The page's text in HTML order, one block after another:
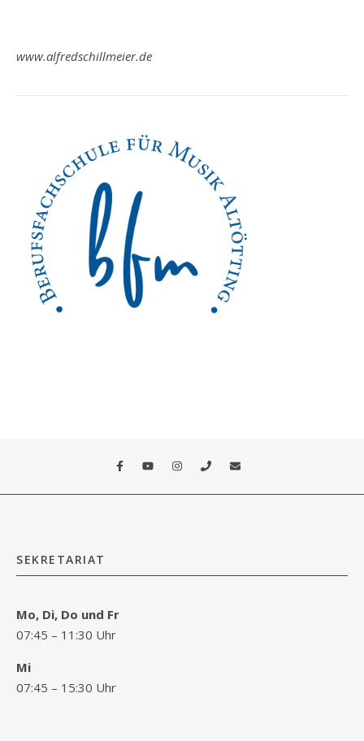
www.alfredschillmeier.de
SEKRETARIAT
Mo, Di, Do und Fr
07:45 – 11:30 Uhr
Mi
07:45 – 15:30 Uhr